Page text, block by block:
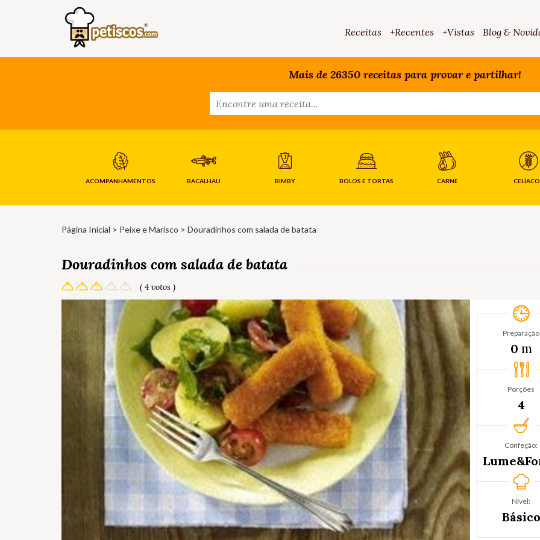
Receitas +Recentes +Vistas Blog &
Mais de 26350 receitas para provar e partilhar!
ACOMPANHAMENTOS BACALHAU BIMBY BOLOS E TORTAS CARNE
Página Inicial > Peixe e Marisco > Douradinhos com salada de batata
Douradinhos com salada de batata
( 4 votos )
Preparação
0 m
Porções
4
Confeção:
Nível:
Básico